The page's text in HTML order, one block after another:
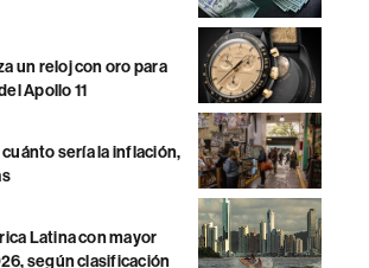
un reloj con oro para
Apollo 11
sería la inflación,
Latina con mayor
según clasificación